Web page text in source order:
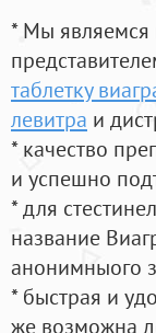
* Мы являемся
таблетку
левитра и
* качество
и успешно
* для
название
анонимныого
* быстрая и
же возможна